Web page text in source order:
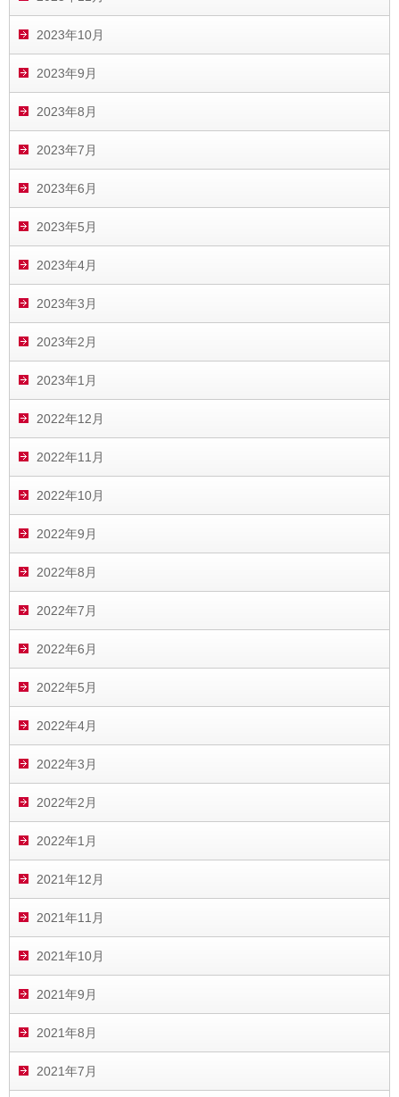
2023年10月
2023年9月
2023年8月
2023年7月
2023年6月
2023年5月
2023年4月
2023年3月
2023年2月
2023年1月
2022年12月
2022年11月
2022年10月
2022年9月
2022年8月
2022年7月
2022年6月
2022年5月
2022年4月
2022年3月
2022年2月
2022年1月
2021年12月
2021年11月
2021年10月
2021年9月
2021年8月
2021年7月